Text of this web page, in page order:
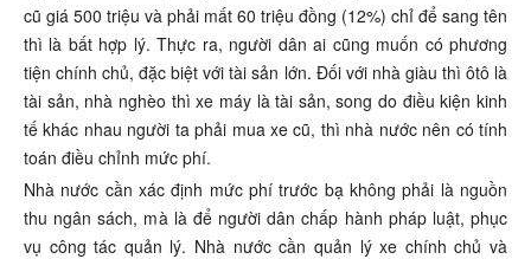
cũ giá 500 triệu và phải mất 60 triệu đồng (12%) chỉ để sang tên
thì là bất hợp lý. Thực ra, người dân ai cũng muốn có phương
tiện chính chủ, đặc biệt với tài sản lớn. Đối với nhà giàu thì ôtô là
tài sản, nhà nghèo thì xe máy là tài sản, song do điều kiện kinh
tế khác nhau người ta phải mua xe cũ, thì nhà nước nên có tính
toán điều chỉnh mức phí.
Nhà nước cần xác định mức phí trước bạ không phải là nguồn
thu ngân sách, mà là để người dân chấp hành pháp luật, phục
vụ công tác quản lý. Nhà nước cần quản lý xe chính chủ và